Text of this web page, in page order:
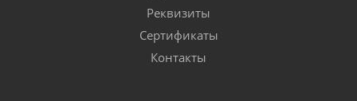
Реквизиты
Сертификаты
Контакты